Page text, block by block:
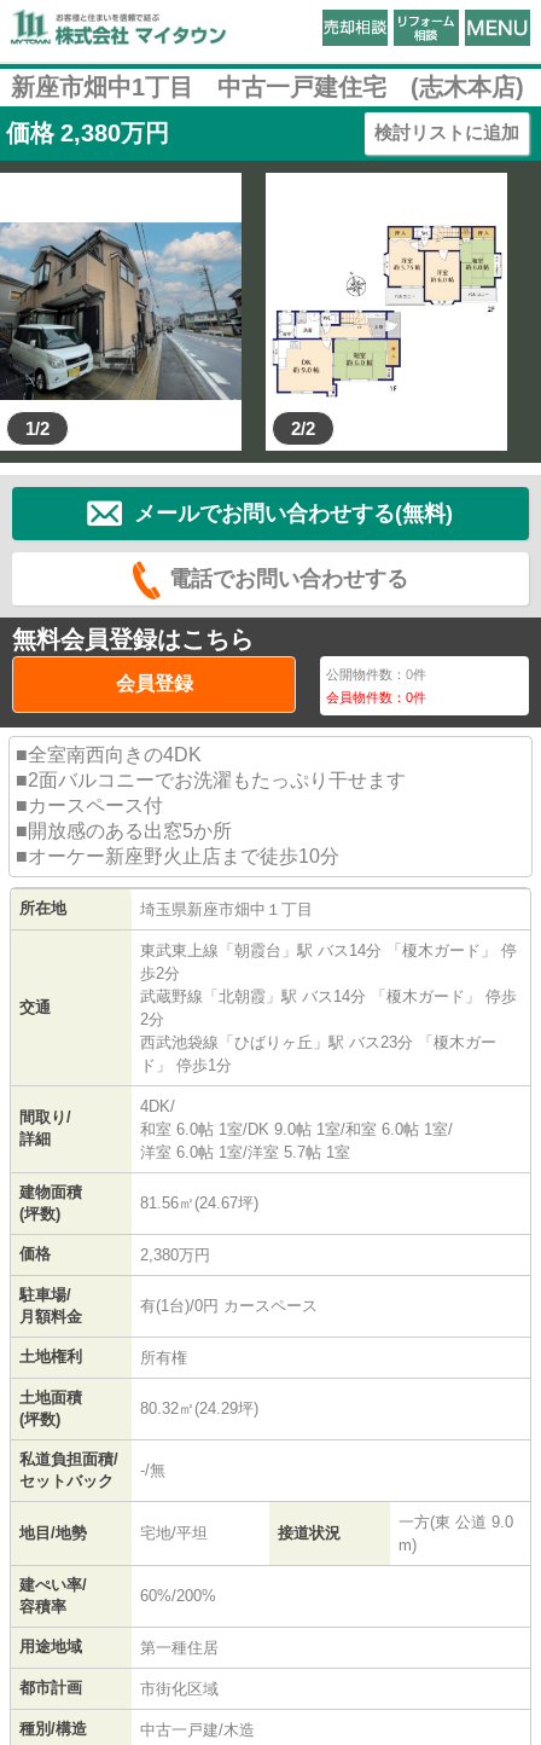
新座市畑中1丁目 中古一戸建住宅 (志木本店)
価格 2,380万円 検討リストに追加
1/2 2/2
メールでお問い合わせする(無料)
電話でお問い合わせする
無料会員登録はこちら
会員登録 公開物件数：0件
会員物件数：0件
■全室南西向きの4DK
■2面バルコニーでお洗濯もたっぷり干せます
■カースペース付
■開放感のある出窓5か所
■オーケー新座野火止店まで徒歩10分
所在地 埼玉県新座市畑中 １丁目
交通
東武東上線 「 朝霞台 」駅 バス14分 「榎木ガード」 停
歩2分
武蔵野線 「 北朝霞 」駅 バス14分 「榎木ガード」 停歩
2分
西武池袋線 「 ひばりヶ丘 」駅 バス23分 「榎木ガー
ド」 停歩1分
間取り/
詳細
4DK/
和室 6.0帖 1室/DK 9.0帖 1室/和室 6.0帖 1室/
洋室 6.0帖 1室/洋室 5.7帖 1室
建物面積
(坪数)
81.56㎡(24.67坪)
価格 2,380万円
駐車場/
月額料金
有(1台)/0円 カースペース
土地権利 所有権
土地面積
(坪数)
80.32㎡(24.29坪)
私道負担面積/
セットバック
-/無
地目/地勢 宅地/平坦 接道状況
一方(東 公道 9.0
m)
建ぺい率/
容積率
60%/200%
用途地域 第一種住居
都市計画 市街化区域
種別/構造 中古一戸建/木造